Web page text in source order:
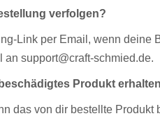
verfolgen?
Link per Email, wenn
support@craft-schmied.de.
Produkt
das von dir bestellte